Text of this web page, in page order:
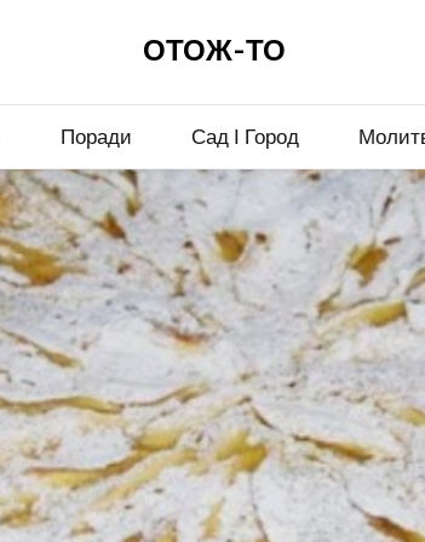
ОТОЖ-ТО
Поради Сад І Город